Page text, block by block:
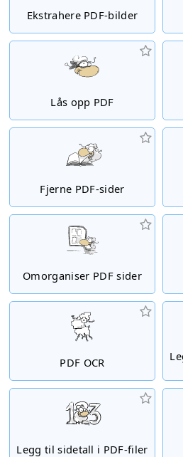
Ekstrahere PDF-bilder
Lås opp PDF
Fjerne PDF-sider
Omorganiser PDF sider
PDF OCR
Legg til sidetall i PDF-filer